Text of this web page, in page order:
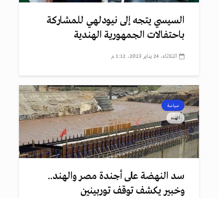
السيسي يتجه إلى نيودلهي للمشاركة
باحتفالات الجمهورية الهندية
الثلاثاء، 24 يناير 2023، 1:12 م
سياسة
الهند
سد النهضة على أجندة مصر والهند..
وخبير يكشف توقف توربينين